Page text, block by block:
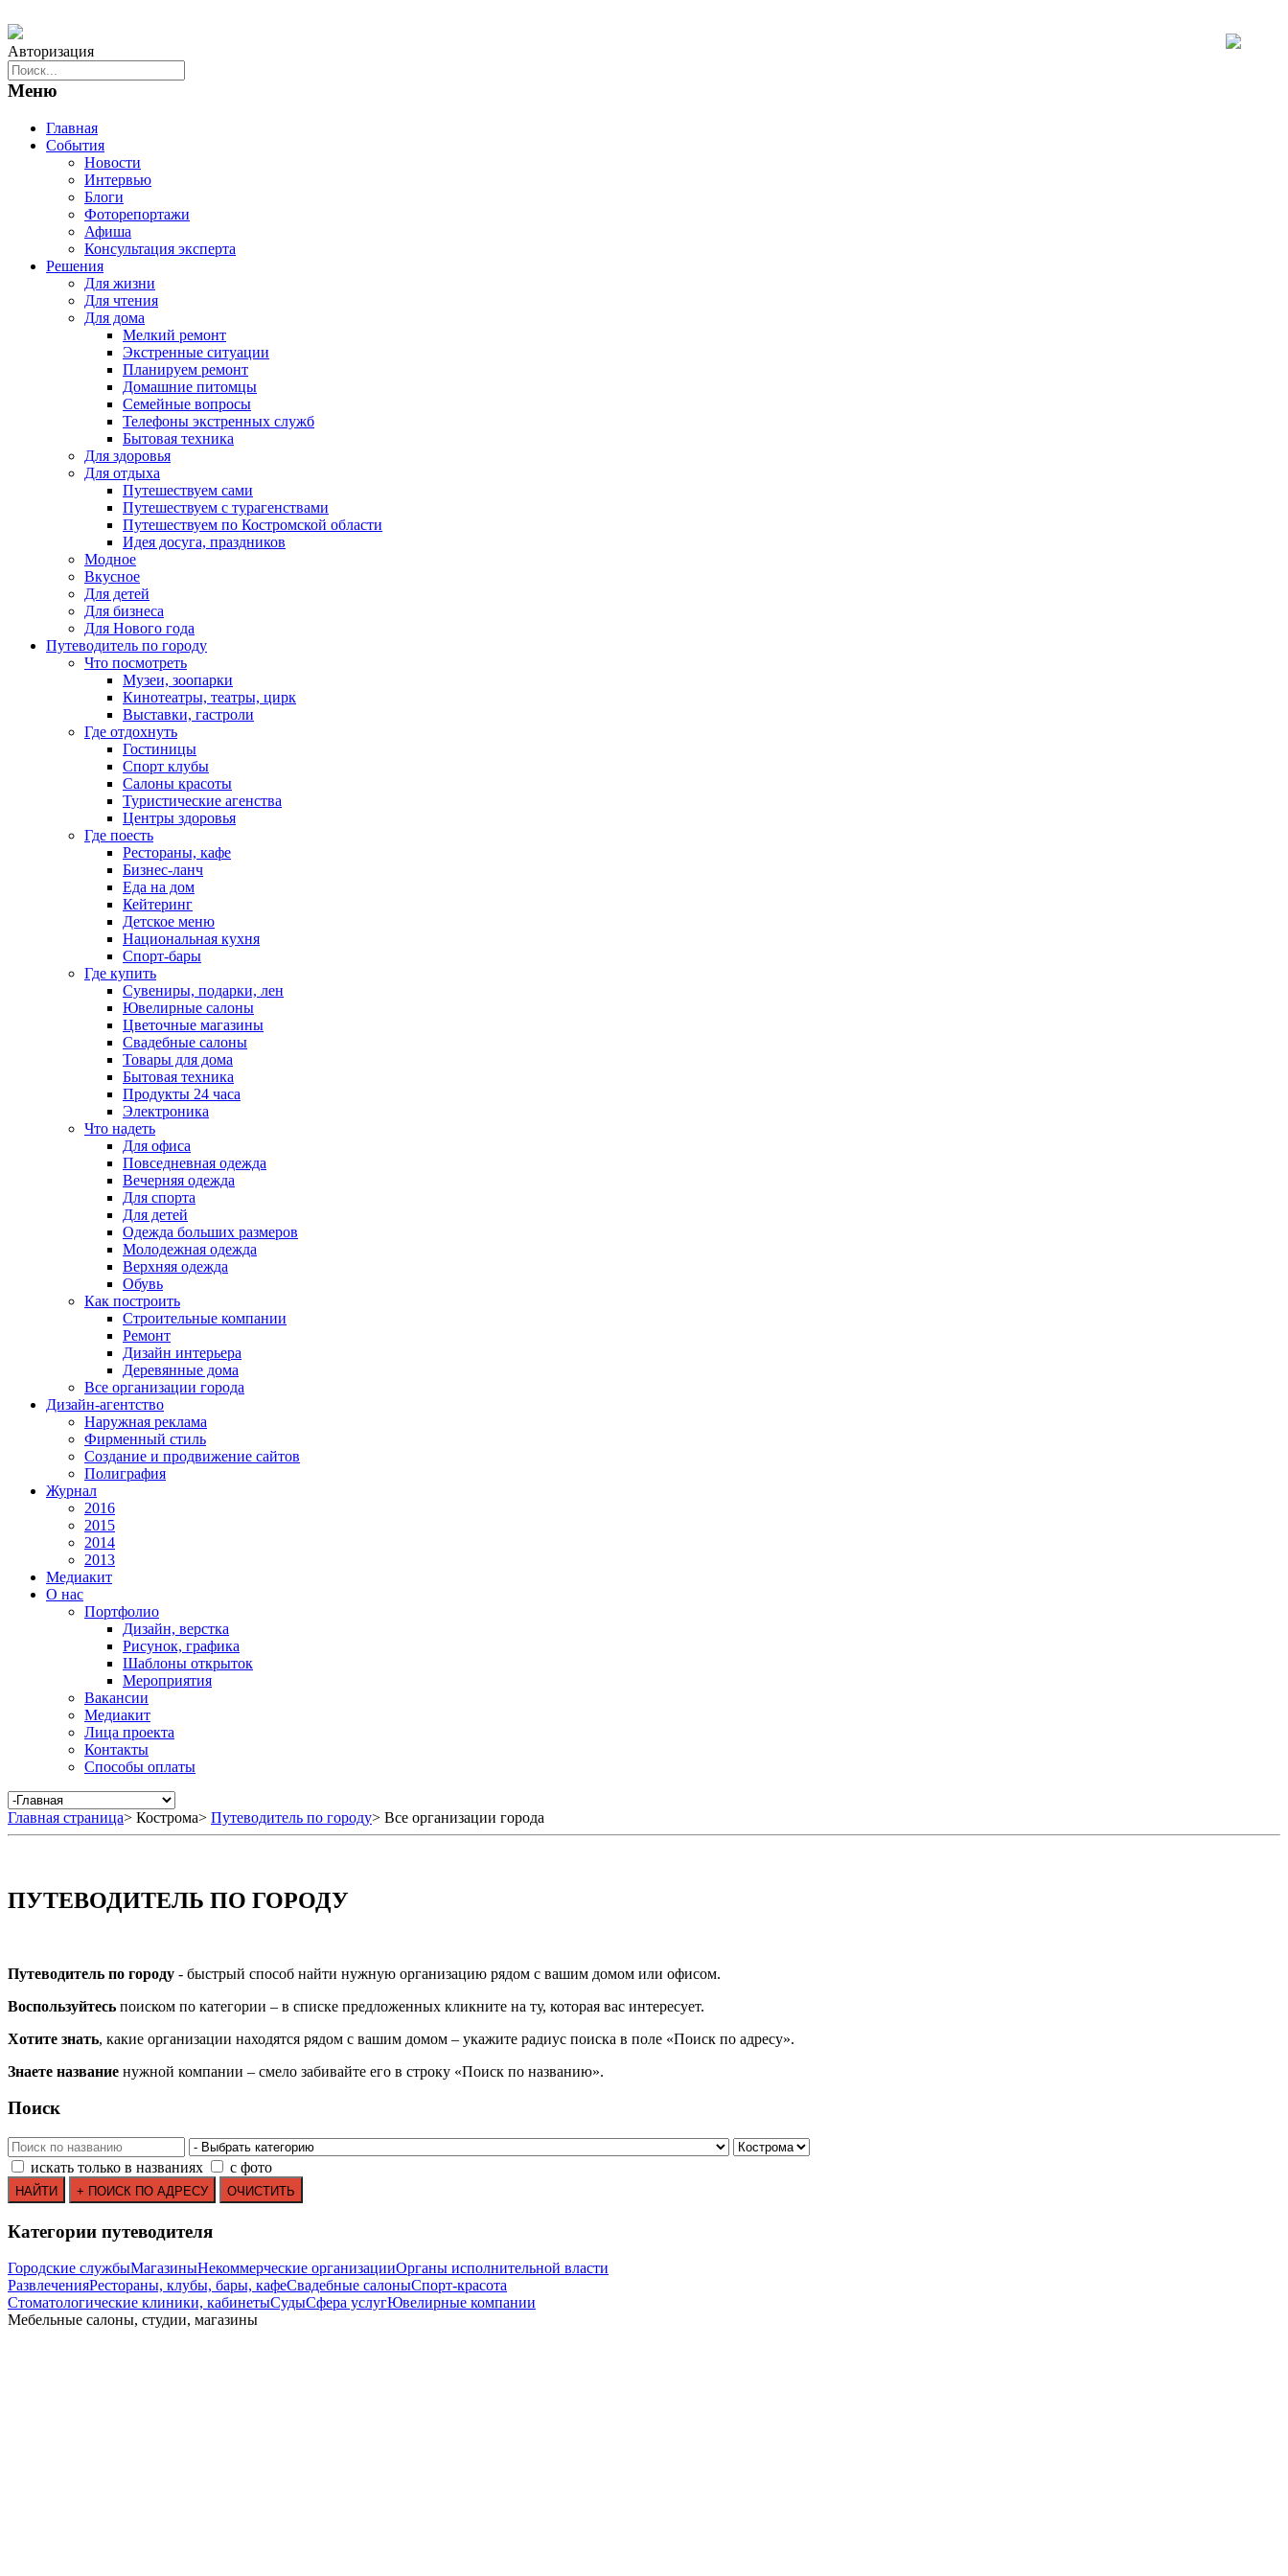
Авторизация
Меню
Главная
События
Новости
Интервью
Блоги
Фоторепортажи
Афиша
Консультация эксперта
Решения
Для жизни
Для чтения
Для дома
Мелкий ремонт
Экстренные ситуации
Планируем ремонт
Домашние питомцы
Семейные вопросы
Телефоны экстренных служб
Бытовая техника
Для здоровья
Для отдыха
Путешествуем сами
Путешествуем с турагенствами
Путешествуем по Костромской области
Идея досуга, праздников
Модное
Вкусное
Для детей
Для бизнеса
Для Нового года
Путеводитель по городу
Что посмотреть
Музеи, зоопарки
Кинотеатры, театры, цирк
Выставки, гастроли
Где отдохнуть
Гостиницы
Спорт клубы
Салоны красоты
Туристические агенства
Центры здоровья
Где поесть
Рестораны, кафе
Бизнес-ланч
Еда на дом
Кейтеринг
Детское меню
Национальная кухня
Спорт-бары
Где купить
Сувениры, подарки, лен
Ювелирные салоны
Цветочные магазины
Свадебные салоны
Товары для дома
Бытовая техника
Продукты 24 часа
Электроника
Что надеть
Для офиса
Повседневная одежда
Вечерняя одежда
Для спорта
Для детей
Одежда больших размеров
Молодежная одежда
Верхняя одежда
Обувь
Как построить
Строительные компании
Ремонт
Дизайн интерьера
Деревянные дома
Все организации города
Дизайн-агентство
Наружная реклама
Фирменный стиль
Создание и продвижение сайтов
Полиграфия
Журнал
2016
2015
2014
2013
Медиакит
О нас
Портфолио
Дизайн, верстка
Рисунок, графика
Шаблоны открыток
Мероприятия
Вакансии
Медиакит
Лица проекта
Контакты
Способы оплаты
Главная страница> Кострома> Путеводитель по городу> Все организации города
ПУТЕВОДИТЕЛЬ ПО ГОРОДУ
Путеводитель по городу - быстрый способ найти нужную организацию рядом с вашим домом или офисом.
Воспользуйтесь поиском по категории – в списке предложенных кликните на ту, которая вас интересует.
Хотите знать, какие организации находятся рядом с вашим домом – укажите радиус поиска в поле «Поиск по адресу».
Знаете название нужной компании – смело забивайте его в строку «Поиск по названию».
Поиск
искать только в названиях с фото
Категории путеводителя
Городские службыМагазиныНекоммерческие организацииОрганы исполнительной власти
РазвлеченияРестораны, клубы, бары, кафеСвадебные салоныСпорт-красота
Стоматологические клиники, кабинетыСудыСфера услугЮвелирные компании
Мебельные салоны, студии, магазины